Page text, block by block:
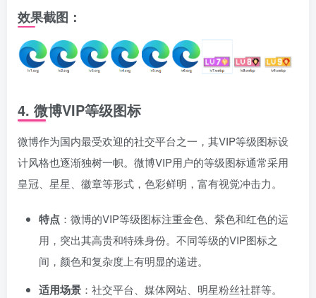
效果截图：
4. 微博VIP等级图标
微博作为国内最受欢迎的社交平台之一，其VIP等级图标设
计风格也逐渐独树一帜。微博VIP用户的等级图标通常采用
皇冠、星星、徽章等形式，色彩鲜明，富有视觉冲击力。
特点 ：微博的VIP等级图标注重金色、紫色和红色的运
用，突出其高贵和特殊身份。不同等级的VIP图标之
间，颜色和复杂度上有明显的递进。
适用场景 ：社交平台、媒体网站、明星粉丝社群等。